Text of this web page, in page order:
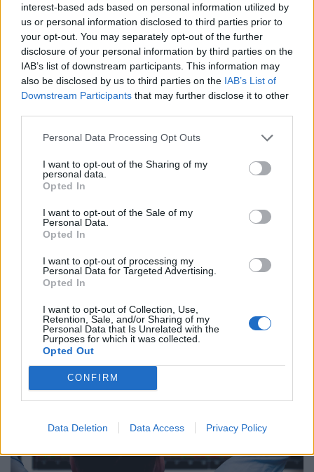
interest-based ads based on personal information utilized by
us or personal information disclosed to third parties prior to
your opt-out. You may separately opt-out of the further
disclosure of your personal information by third parties on the
IAB’s list of downstream participants. This information may
also be disclosed by us to third parties on the IAB’s List of
Downstream Participants that may further disclose it to other
Personal Data Processing Opt Outs
I want to opt-out of the Sharing of my
personal data.
Opted In
I want to opt-out of the Sale of my
Personal Data.
Opted In
I want to opt-out of processing my
Personal Data for Targeted Advertising.
Opted In
I want to opt-out of Collection, Use,
Retention, Sale, and/or Sharing of my
Personal Data that Is Unrelated with the
Purposes for which it was collected.
Opted Out
CONFIRM
Data Deletion Data Access Privacy Policy
prémiumot az élelmes magyarok
Új, rugalmas lakástakarék-konstrukciót vezetett be az
egyik hazai nagybank: az ügyfelek már négy, illetve nyolc
év elteltével is kivehetik a pénzüket előre meghatározott
hozammal.
Működik a legális hiteltrükk: így jutnak
magyarok
Akár több tízezer forintot is megspórolhat az, aki
hitelfelvétel előtt összehasonlítja a bankok ajánlatait.